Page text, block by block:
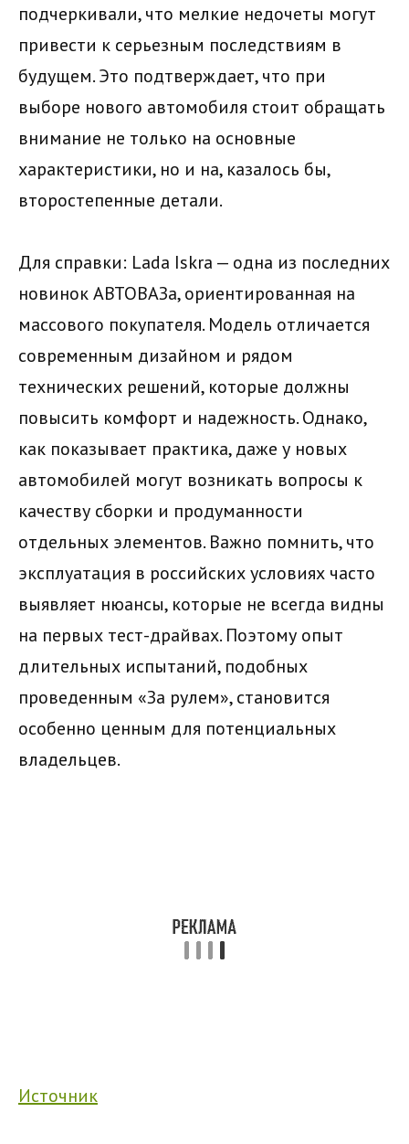
подчеркивали, что мелкие недочеты могут
привести к серьезным последствиям в
будущем. Это подтверждает, что при
выборе нового автомобиля стоит обращать
внимание не только на основные
характеристики, но и на, казалось бы,
второстепенные детали.
Для справки: Lada Iskra — одна из последних
новинок АВТОВАЗа, ориентированная на
массового покупателя. Модель отличается
современным дизайном и рядом
технических решений, которые должны
повысить комфорт и надежность. Однако,
как показывает практика, даже у новых
автомобилей могут возникать вопросы к
качеству сборки и продуманности
отдельных элементов. Важно помнить, что
эксплуатация в российских условиях часто
выявляет нюансы, которые не всегда видны
на первых тест-драйвах. Поэтому опыт
длительных испытаний, подобных
проведенным «За рулем», становится
особенно ценным для потенциальных
владельцев.
Источник